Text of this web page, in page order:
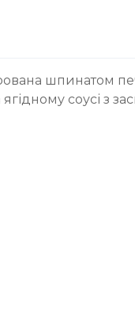
шпинатом
соусі з